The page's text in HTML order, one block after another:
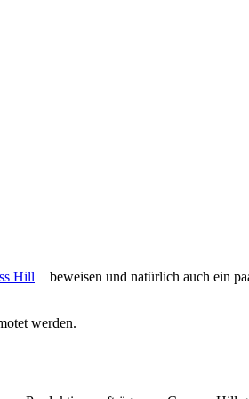
Hill
beweisen und natürlich auch ein
werden.